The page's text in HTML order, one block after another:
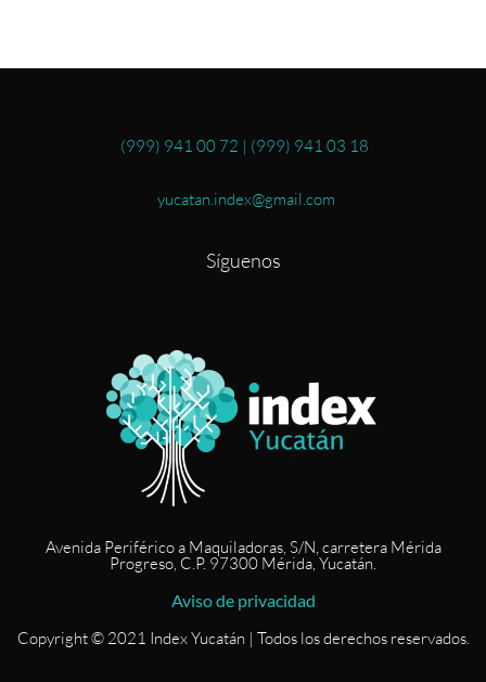
(999) 941 00 72 | (999) 941 03 18
yucatan.index@gmail.com
Síguenos
Avenida Periférico a Maquiladoras, S/N, carretera Mérida
Progreso, C.P. 97300 Mérida, Yucatán.
Aviso de privacidad
Copyright © 2021 Index Yucatán | Todos los derechos reservados.